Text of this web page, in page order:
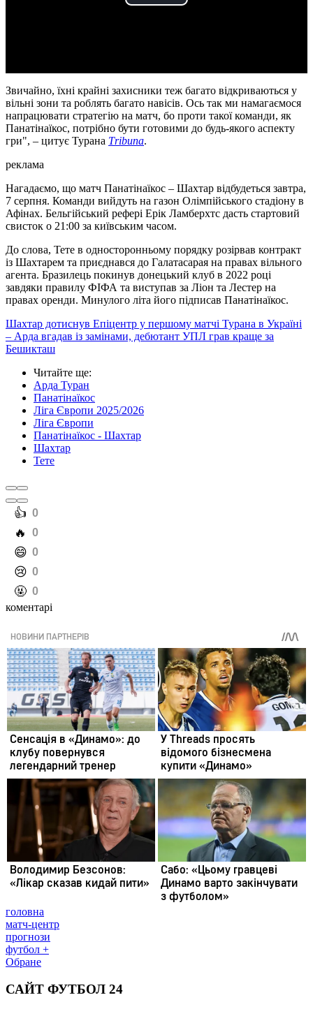
Звичайно, їхні крайні захисники теж багато відкриваються у
вільні зони та роблять багато навісів. Ось так ми намагаємося
напрацювати стратегію на матч, бо проти такої команди, як
Панатінаїкос, потрібно бути готовими до будь-якого аспекту
гри", – цитує Турана Тribuna.
реклама
Нагадаємо, що матч Панатінаїкос – Шахтар відбудеться завтра,
7 серпня. Команди вийдуть на газон Олімпійського стадіону в
Афінах. Бельгійський рефері Ерік Ламберхтс дасть стартовий
свисток о 21:00 за київським часом.
До слова, Тете в односторонньому порядку розірвав контракт
із Шахтарем та приєднався до Галатасарая на правах вільного
агента. Бразилець покинув донецький клуб в 2022 році
завдяки правилу ФІФА та виступав за Ліон та Лестер на
правах оренди. Минулого літа його підписав Панатінаїкос.
Шахтар дотиснув Епіцентр у першому матчі Турана в Україні
– Арда вгадав із замінами, дебютант УПЛ грав краще за
Бешикташ
Читайте ще:
Арда Туран
Панатінаїкос
Ліга Європи 2025/2026
Ліга Європи
Панатінаїкос - Шахтар
Шахтар
Тете
️👍 0
️🔥 0
️😄 0
️😢 0
️🤬 0
коментарі
головна
матч-центр
прогнози
футбол +
Обране
САЙТ ФУТБОЛ 24